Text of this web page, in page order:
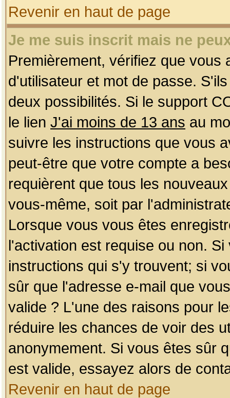
Revenir en haut de page
Je me suis inscrit mais ne
Premièrement, vérifiez que
d'utilisateur et mot de passe.
deux possibilités. Si le support
le lien J'ai moins de 13 ans au
suivre les instructions que vous
peut-être que votre compte a
requièrent que tous les
vous-même, soit par
Lorsque vous vous êtes
l'activation est requise ou non.
instructions qui s'y trouvent; si
sûr que l'adresse e-mail que
valide ? L'une des raisons pour
réduire les chances de voir des
anonymement. Si vous êtes sûr
est valide, essayez alors de
Revenir en haut de page